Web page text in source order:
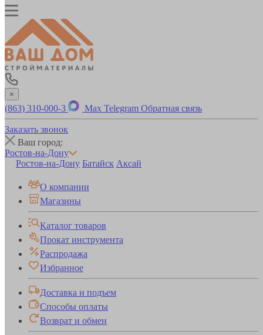
×
(863) 310-000-3 Max Telegram Обратная связь
Заказать звонок
Ваш город:
Ростов-на-Дону
Ростов-на-Дону Батайск Аксай
О компании
Магазины
Каталог товаров
Прокат инструмента
Распродажа
Избранное
Доставка и подъем
Способы оплаты
Возврат и обмен